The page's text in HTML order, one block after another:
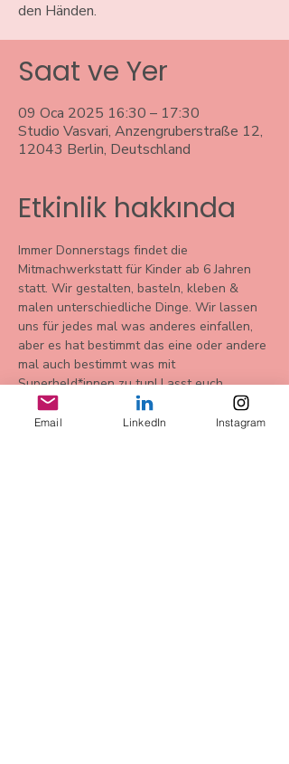
den Händen.
Saat ve Yer
09 Oca 2025 16:30 – 17:30
Studio Vasvari, Anzengruberstraße 12,
12043 Berlin, Deutschland
Etkinlik hakkında
Immer Donnerstags findet die
Mitmachwerkstatt für Kinder ab 6 Jahren
statt. Wir gestalten, basteln, kleben &
malen unterschiedliche Dinge. Wir lassen
uns für jedes mal was anderes einfallen,
aber es hat bestimmt das eine oder andere
mal auch bestimmt was mit
Superheld*innen zu tun! Lasst euch
überraschen.
Email LinkedIn Instagram